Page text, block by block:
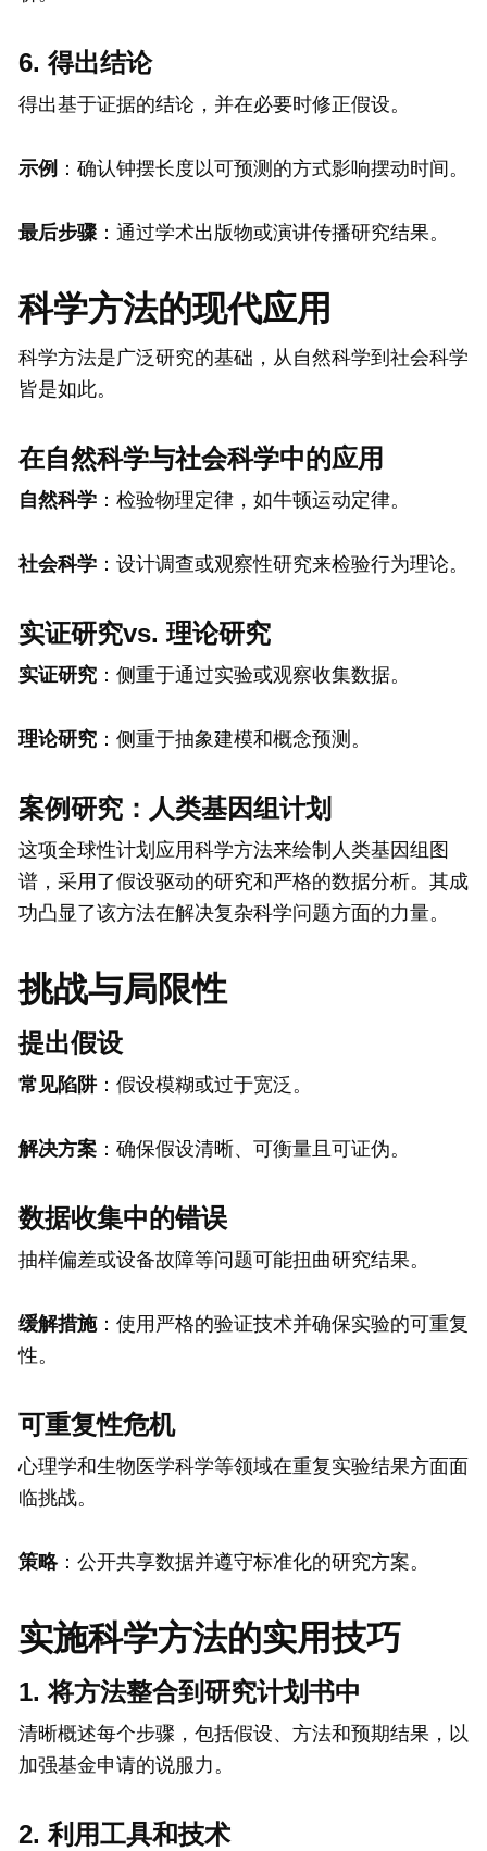
6. 得出结论
得出基于证据的结论，并在必要时修正假设。
示例 ：确认钟摆长度以可预测的方式影响摆动时间。
最后步骤：通过学术出版物或演讲传播研究结果。
科学方法的现代应用
科学方法是广泛研究的基础，从自然科学到社会科学
皆是如此。
在自然科学与社会科学中的应用
自然科学 ：检验物理定律，如牛顿运动定律。
社会科学 ：设计调查或观察性研究来检验行为理论。
实证研究vs. 理论研究
实证研究 ：侧重于通过实验或观察收集数据。
理论研究 ：侧重于抽象建模和概念预测。
案例研究：人类基因组计划
这项全球性计划应用科学方法来绘制人类基因组图
谱，采用了假设驱动的研究和严格的数据分析。其成
功凸显了该方法在解决复杂科学问题方面的力量。
挑战与局限性
提出假设
常见陷阱：假设模糊或过于宽泛。
解决方案 ：确保假设清晰、可衡量且可证伪。
数据收集中的错误
抽样偏差或设备故障等问题可能扭曲研究结果。
缓解措施：使用严格的验证技术并确保实验的可重复
性。
可重复性危机
心理学和生物医学科学等领域在重复实验结果方面面
临挑战。
策略 ：公开共享数据并遵守标准化的研究方案。
实施科学方法的实用技巧
1. 将方法整合到研究计划书中
清晰概述每个步骤，包括假设、方法和预期结果，以
加强基金申请的说服力。
2. 利用工具和技术